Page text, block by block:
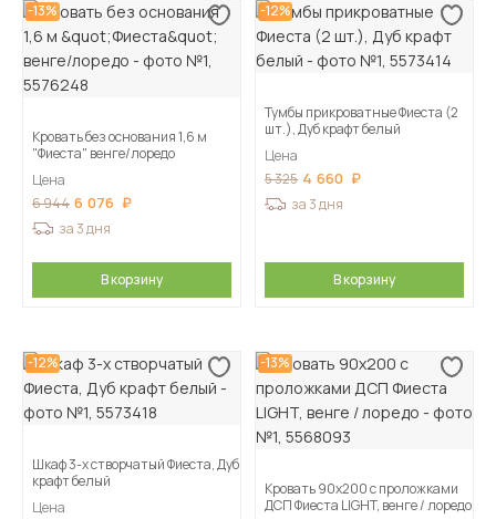
-13%
Кровать без основания 1,6 м
"Фиеста" венге/лоредо
Цена
6 944 6 076
за 3 дня
В корзину
-12%
Тумбы прикроватные Фиеста (2
шт.), Дуб крафт белый
Цена
5 325 4 660
за 3 дня
В корзину
-12%
Шкаф 3-х створчатый Фиеста, Дуб
крафт белый
Цена
-13%
Кровать 90х200 с проложками
ДСП Фиеста LIGHT, венге / лоредо